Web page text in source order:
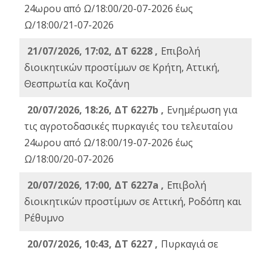
24ωρου από Ω/18:00/20-07-2026 έως
Ω/18:00/21-07-2026
21/07/2026, 17:02, ΔΤ 6228 , Επιβολή
διοικητικών προστίμων σε Κρήτη, Αττική,
Θεσπρωτία και Κοζάνη
20/07/2026, 18:26, ΔΤ 6227b , Ενημέρωση για
τις αγροτοδασικές πυρκαγιές του τελευταίου
24ωρου από Ω/18:00/19-07-2026 έως
Ω/18:00/20-07-2026
20/07/2026, 17:00, ΔΤ 6227a , Επιβολή
διοικητικών προστίμων σε Αττική, Ροδόπη και
Ρέθυμνο
20/07/2026, 10:43, ΔΤ 6227 , Πυρκαγιά σε